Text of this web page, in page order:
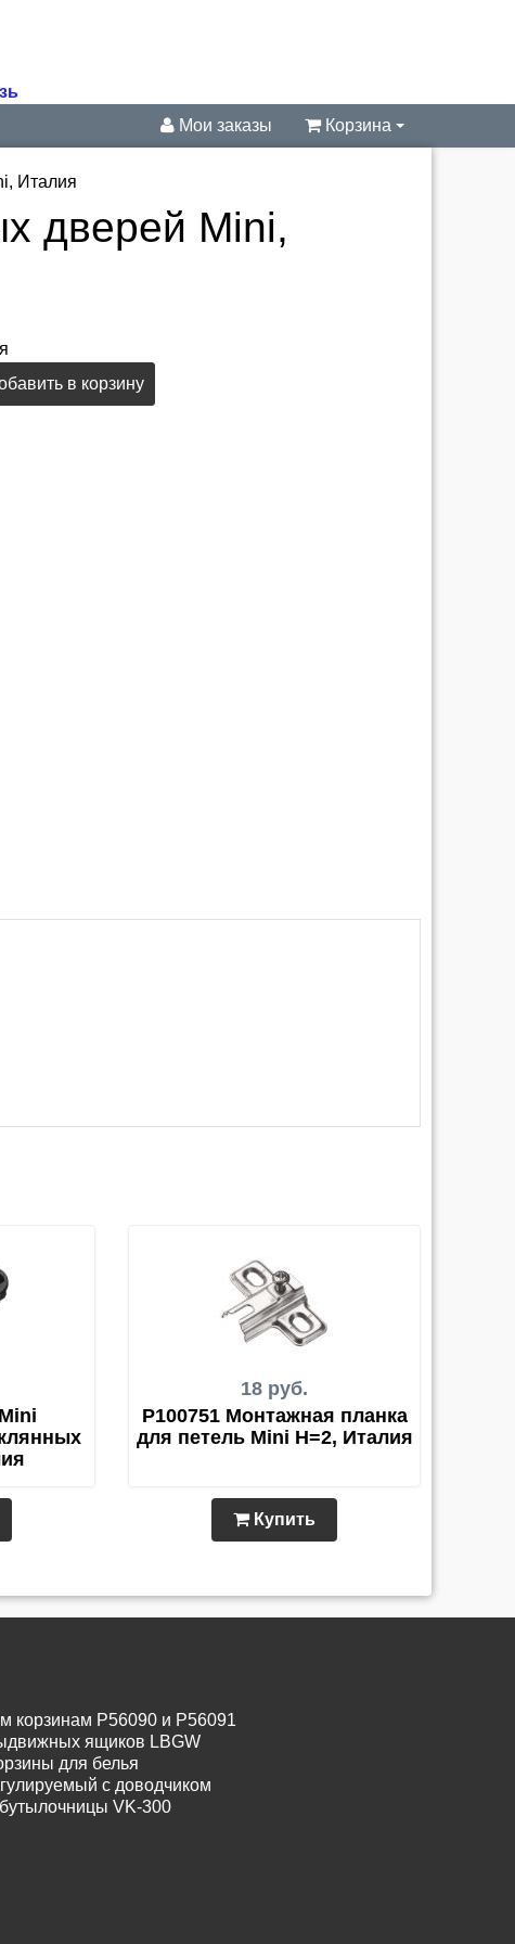
Мои заказы Корзина
Италия
дверей Mini,
в корзину
18 руб.
P100751 Монтажная планка
для петель Mini H=2, Италия
Купить
корзинам P56090 и P56091
ящиков LBGW
для белья
с доводчиком
VK-300